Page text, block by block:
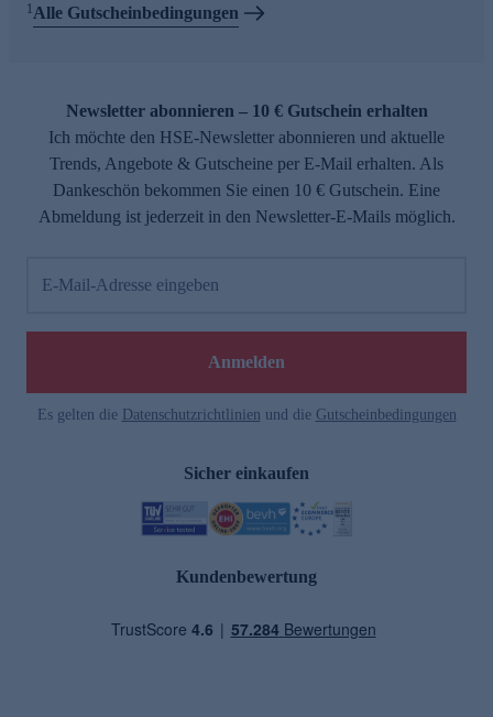
1Alle Gutscheinbedingungen
Newsletter abonnieren – 10 € Gutschein erhalten
Ich möchte den HSE-Newsletter abonnieren und aktuelle
Trends, Angebote & Gutscheine per E-Mail erhalten. Als
Dankeschön bekommen Sie einen 10 € Gutschein. Eine
Abmeldung ist jederzeit in den Newsletter-E-Mails möglich.
E-Mail-Adresse eingeben
Anmelden
Es gelten die Datenschutzrichtlinien und die Gutscheinbedingungen
Sicher einkaufen
Kundenbewertung